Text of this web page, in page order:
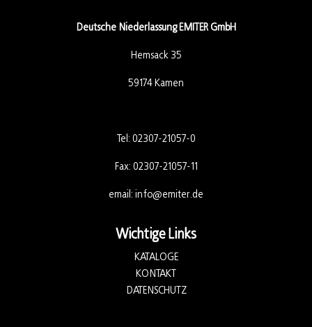
Deutsche Niederlassung EMITER GmbH
Hemsack 35
59174 Kamen
Tel: 02307-21057-0
Fax: 02307-21057-11
email: info@emiter.de
Wichtige Links
KATALOGE
KONTAKT
DATENSCHUTZ